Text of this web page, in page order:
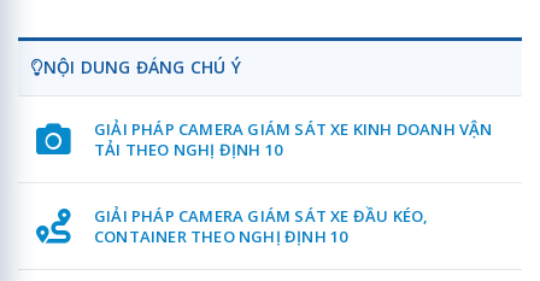
NỘI DUNG ĐÁNG CHÚ Ý
GIẢI PHÁP CAMERA GIÁM SÁT XE KINH DOANH VẬN
TẢI THEO NGHỊ ĐỊNH 10
GIẢI PHÁP CAMERA GIÁM SÁT XE ĐẦU KÉO,
CONTAINER THEO NGHỊ ĐỊNH 10